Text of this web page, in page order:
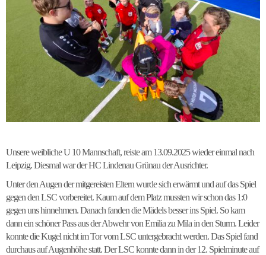
Unsere weibliche U 10 Mannschaft, reiste am 13.09.2025 wieder einmal nach
Leipzig. Diesmal war der HC Lindenau Grünau der Ausrichter.
Unter den Augen der mitgereisten Eltern wurde sich erwärmt und auf das Spiel
gegen den LSC vorbereitet. Kaum auf dem Platz mussten wir schon das 1:0
gegen uns hinnehmen. Danach fanden die Mädels besser ins Spiel. So kam
dann ein schöner Pass aus der Abwehr von Emilia zu Mila in den Sturm. Leider
konnte die Kugel nicht im Tor vom LSC untergebracht werden. Das Spiel fand
durchaus auf Augenhöhe statt. Der LSC konnte dann in der 12. Spielminute auf